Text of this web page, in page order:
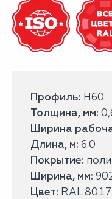
Профиль: H60
Толщина, мм:
Ширина
Длина, м: 6.0
Покрытие:
Ширина, мм:
Цвет: RAL